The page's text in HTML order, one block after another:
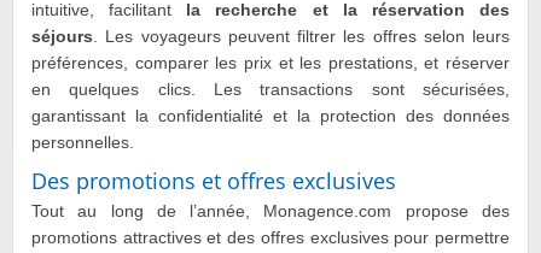
intuitive, facilitant
la recherche et la réservation des
séjours. Les voyageurs peuvent filtrer les offres selon leurs
préférences, comparer les prix et les prestations, et réserver
en quelques clics. Les transactions sont sécurisées,
garantissant la confidentialité et la protection des données
personnelles.
Des promotions et offres exclusives
Tout au long de l’année, Monagence.com propose des
promotions attractives et des offres exclusives pour permettre